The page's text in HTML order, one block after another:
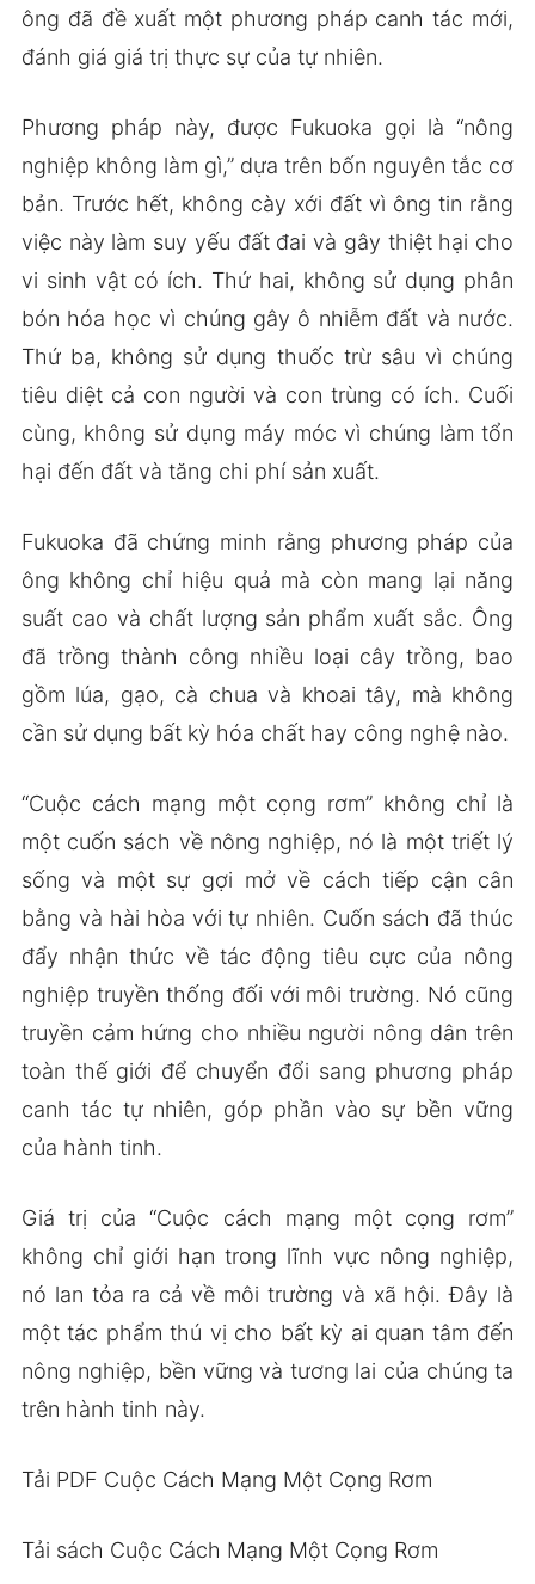
ông đã đề xuất một phương pháp canh tác mới,
đánh giá giá trị thực sự của tự nhiên.
Phương pháp này, được Fukuoka gọi là “nông
nghiệp không làm gì,” dựa trên bốn nguyên tắc cơ
bản. Trước hết, không cày xới đất vì ông tin rằng
việc này làm suy yếu đất đai và gây thiệt hại cho
vi sinh vật có ích. Thứ hai, không sử dụng phân
bón hóa học vì chúng gây ô nhiễm đất và nước.
Thứ ba, không sử dụng thuốc trừ sâu vì chúng
tiêu diệt cả con người và con trùng có ích. Cuối
cùng, không sử dụng máy móc vì chúng làm tổn
hại đến đất và tăng chi phí sản xuất.
Fukuoka đã chứng minh rằng phương pháp của
ông không chỉ hiệu quả mà còn mang lại năng
suất cao và chất lượng sản phẩm xuất sắc. Ông
đã trồng thành công nhiều loại cây trồng, bao
gồm lúa, gạo, cà chua và khoai tây, mà không
cần sử dụng bất kỳ hóa chất hay công nghệ nào.
“Cuộc cách mạng một cọng rơm” không chỉ là
một cuốn sách về nông nghiệp, nó là một triết lý
sống và một sự gợi mở về cách tiếp cận cân
bằng và hài hòa với tự nhiên. Cuốn sách đã thúc
đẩy nhận thức về tác động tiêu cực của nông
nghiệp truyền thống đối với môi trường. Nó cũng
truyền cảm hứng cho nhiều người nông dân trên
toàn thế giới để chuyển đổi sang phương pháp
canh tác tự nhiên, góp phần vào sự bền vững
của hành tinh.
Giá trị của “Cuộc cách mạng một cọng rơm”
không chỉ giới hạn trong lĩnh vực nông nghiệp,
nó lan tỏa ra cả về môi trường và xã hội. Đây là
một tác phẩm thú vị cho bất kỳ ai quan tâm đến
nông nghiệp, bền vững và tương lai của chúng ta
trên hành tinh này.
Tải PDF Cuộc Cách Mạng Một Cọng Rơm
Tải sách Cuộc Cách Mạng Một Cọng Rơm